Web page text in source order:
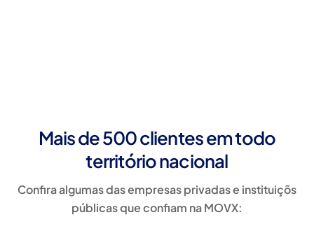
Mais de 500 clientes em todo
território nacional
Confira algumas das empresas privadas e instituiçõs
públicas que confiam na MOVX: